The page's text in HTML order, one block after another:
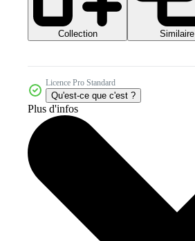
Collection Similaire
Licence Pro Standard
Qu'est-ce que c'est ?
Plus d'infos